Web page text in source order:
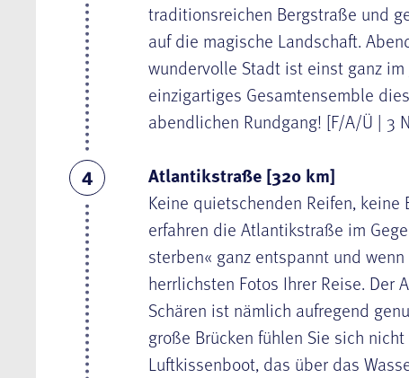
traditionsreichen Bergstraße und
auf die magische Landschaft.
wundervolle Stadt ist einst ganz
einzigartiges Gesamtensemble
abendlichen Rundgang! [F/A/Ü | 3
4
Atlantikstraße [320 km]
Keine quietschenden Reifen,
erfahren die Atlantikstraße im
sterben« ganz entspannt und
herrlichsten Fotos Ihrer Reise. Der
Schären ist nämlich aufregend
große Brücken fühlen Sie sich
Luftkissenboot, das über das